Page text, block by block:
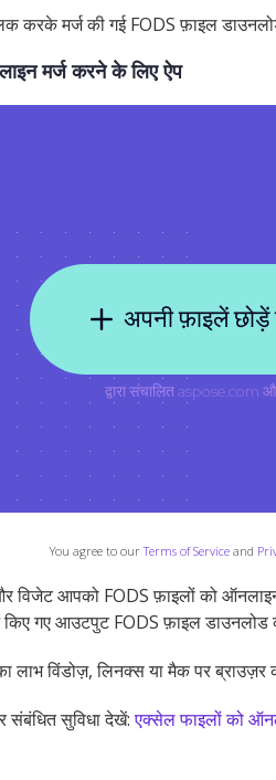
करके मर्ज की गई FODS फ़ाइल
मर्ज करने के लिए ऐप
You agree to ourTerms of Service and
विजेट आपको FODS फ़ाइलों को
किए गए आउटपुट FODS फ़ाइल डाउनलोड
लाभ विंडोज़, लिनक्स या मैक पर
संबंधित सुविधा देखें:एक्सेल फाइलों को